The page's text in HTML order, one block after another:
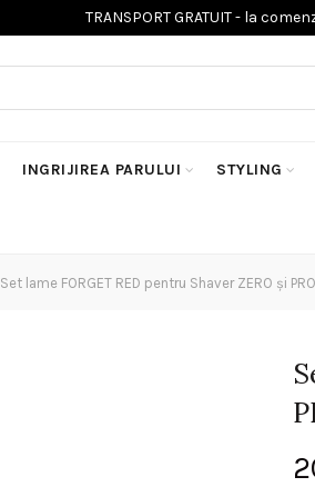
INGRIJIREA PARULUI STYLING
Set lame FORGET RED pentru Shaver ZERO și